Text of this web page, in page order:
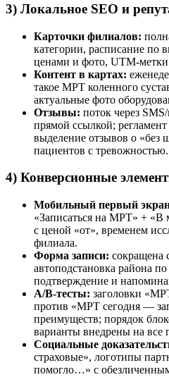
3) Локальное SEO и
Карточки филиалов:
категории, расписание по
ценами и фото, UTM-метки
Контент в картах:
такое МРТ коленного
актуальные фото
Отзывы: поток через
прямой ссылкой; регламент
выделение отзывов о «без
пациентов с тревожностью.
4) Конверсионные
Мобильный первый
«Записаться на МРТ» + «В
с ценой «от», временем
филиала.
Форма записи: сокращена
автоподстановка района
подтверждение и
A/B‑тесты: заголовки
против «МРТ сегодня —
преимуществ; порядок
варианты внедрены на все
Социальные
страховые», логотипы
помогло…» с